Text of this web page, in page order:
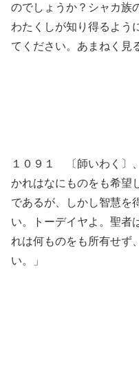
のでしょうか？シャカ族
わたくしが知り得るよう
てください。あまねく見
１０９１ 〔師いわく〕
かれはなにものをも希望
であるが、しかし智慧を
い。トーデイヤよ。聖者
れは何ものをも所有せず
い。」